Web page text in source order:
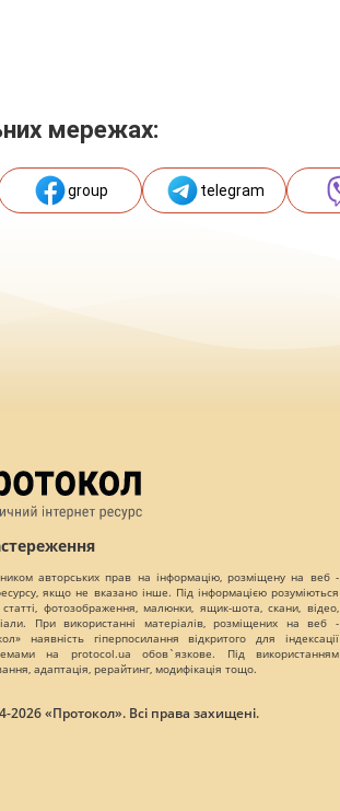
мережах:
group telegram
авторських прав на інформацію, розміщену на веб -
якщо не вказано інше. Під інформацією розуміються
статті, фотозображення, малюнки, ящик-шота, скани, відео,
При використанні матеріалів, розміщених на веб -
наявність гіперпосилання відкритого для індексації
на protocol.ua обов`язкове. Під використанням
адаптація, рерайтинг, модифікація тощо.
2026 «Протокол». Всі права захищені.